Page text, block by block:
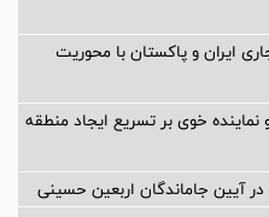
ایران و پاکستان با محوریت
نماینده خوی بر تسریع ایجاد منطقه
آیین جاماندگان اربعین حسینی